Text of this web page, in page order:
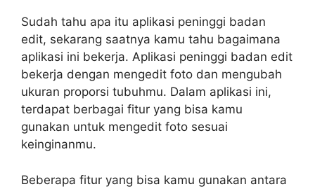
Sudah tahu apa itu aplikasi peninggi badan
edit, sekarang saatnya kamu tahu bagaimana
aplikasi ini bekerja. Aplikasi peninggi badan edit
bekerja dengan mengedit foto dan mengubah
ukuran proporsi tubuhmu. Dalam aplikasi ini,
terdapat berbagai fitur yang bisa kamu
gunakan untuk mengedit foto sesuai
keinginanmu.
Beberapa fitur yang bisa kamu gunakan antara